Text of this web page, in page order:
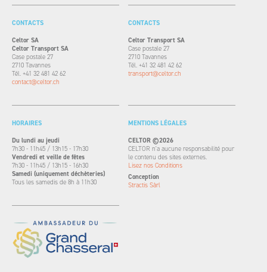
CONTACTS
Celtor SA
Celtor Transport SA
Case postale 27
2710 Tavannes
Tél. +41 32 481 42 62
contact@celtor.ch
CONTACTS
Celtor Transport SA
Case postale 27
2710 Tavannes
Tél. +41 32 481 42 62
transport@celtor.ch
HORAIRES
Du lundi au jeudi
7h30 - 11h45 / 13h15 - 17h30
Vendredi et veille de fêtes
7h30 - 11h45 / 13h15 - 16h30
Samedi (uniquement déchèteries)
Tous les samedis de 8h à 11h30
MENTIONS LÉGALES
CELTOR ©2026
CELTOR n'a aucune responsabilité pour
le contenu des sites externes.
Lisez nos Conditions
Conception
Stractis Sàrl